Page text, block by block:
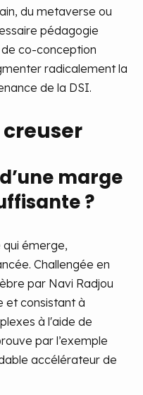
du metaverse ou
pédagogie
co-conception
radicalement la
de la DSI.
creuser
marge
?
émerge,
Challengée en
par Navi Radjou
et consistant à
à l'aide de
par l’exemple
accélérateur de